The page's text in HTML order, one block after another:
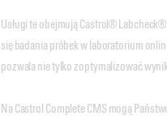
Usługi te obejmują Castrol®
się badania próbek w laboratorium
pozwala nie tylko zoptymalizować
Na Castrol Complete CMS mogą